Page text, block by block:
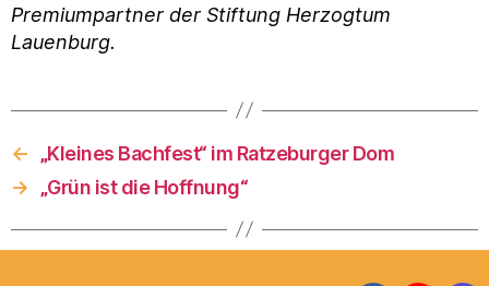
Premiumpartner der Stiftung Herzogtum
Lauenburg.
←
„Kleines Bachfest“ im Ratzeburger Dom
→
„Grün ist die Hoffnung“